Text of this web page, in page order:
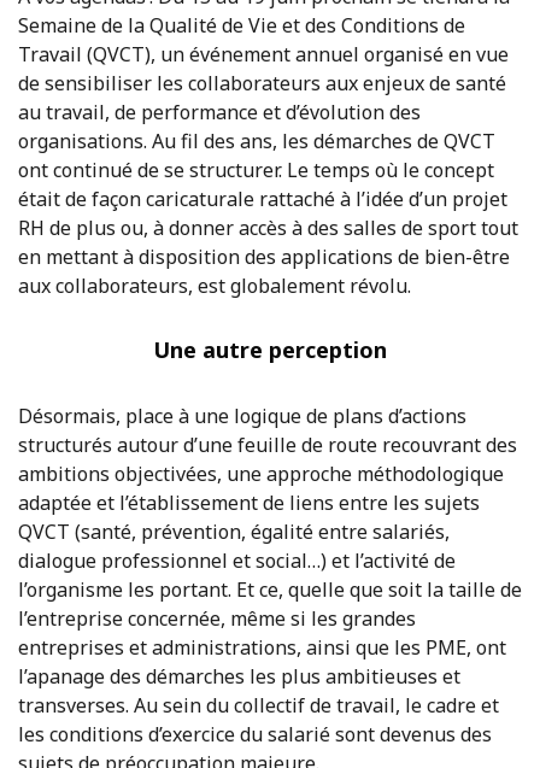
Semaine de la Qualité de Vie et des Conditions de
Travail (QVCT), un événement annuel organisé en vue
de sensibiliser les collaborateurs aux enjeux de santé
au travail, de performance et d’évolution des
organisations. Au fil des ans, les démarches de QVCT
ont continué de se structurer. Le temps où le concept
était de façon caricaturale rattaché à l’idée d’un projet
RH de plus ou, à donner accès à des salles de sport tout
en mettant à disposition des applications de bien-être
aux collaborateurs, est globalement révolu.
Une autre perception
Désormais, place à une logique de plans d’actions
structurés autour d’une feuille de route recouvrant des
ambitions objectivées, une approche méthodologique
adaptée et l’établissement de liens entre les sujets
QVCT (santé, prévention, égalité entre salariés,
dialogue professionnel et social…) et l’activité de
l’organisme les portant. Et ce, quelle que soit la taille de
l’entreprise concernée, même si les grandes
entreprises et administrations, ainsi que les PME, ont
l’apanage des démarches les plus ambitieuses et
transverses. Au sein du collectif de travail, le cadre et
les conditions d’exercice du salarié sont devenus des
sujets de préoccupation majeure.